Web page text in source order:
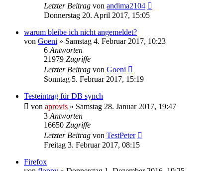
Letzter Beitrag von andima2104
Donnerstag 20. April 2017, 15:05
warum bleibe ich nicht angemeldet?
von Goeni » Samstag 4. Februar 2017, 10:23
6 Antworten
21979 Zugriffe
Letzter Beitrag von Goeni
Sonntag 5. Februar 2017, 15:19
Testeintrag für DB synch
von aprovis » Samstag 28. Januar 2017, 19:47
3 Antworten
16650 Zugriffe
Letzter Beitrag von TestPeter
Freitag 3. Februar 2017, 08:15
Firefox